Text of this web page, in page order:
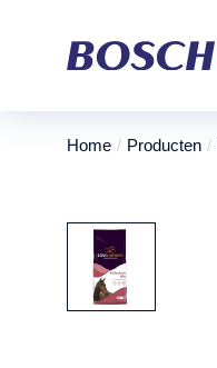
Je bent hier:
Home Producten